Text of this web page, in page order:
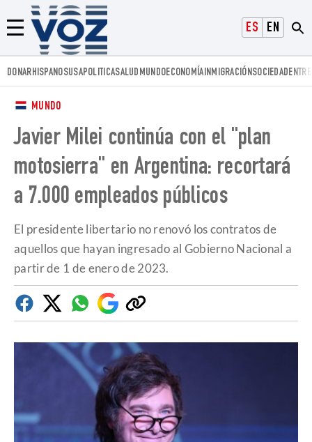
ESPAÑOLENGLISH
Menú
Voz.us
DONARHISPANOSUSAPOLITICASALUD MUNDOECONOMÍAINMIGRACIÓNSOCIEDAD
MUNDO
Javier Milei continúa con el "plan
motosierra" en Argentina: recortará
a 7.000 empleados públicos
El presidente libertario no renovó los contratos de
aquellos que hayan ingresado al Gobierno Nacional a
partir de 1 de enero de 2023.
FacebookTwitterWhatsapp
Google
Discover
Copiar
enlace